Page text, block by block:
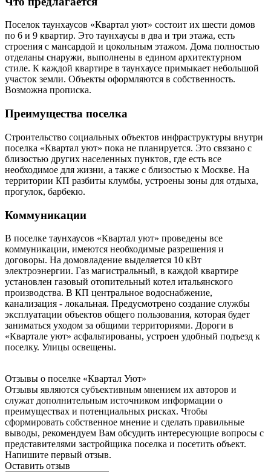
Поселок таунхаусов «Квартал уют» состоит их шести домов
по 6 и 9 квартир. Это таунхаусы в два и три этажа, есть
строения с мансардой и цокольным этажом. Дома полностью
отделаны снаружи, выполнены в едином архитектурном
стиле. К каждой квартире в таунхаусе примыкает небольшой
участок земли. Объекты оформляются в собственность.
Возможна прописка.
Преимущества поселка
Строительство социальных объектов инфраструктуры внутри
поселка «Квартал уют» пока не планируется. Это связано с
близостью других населенных пунктов, где есть все
необходимое для жизни, а также с близостью к Москве. На
территории КП разбиты клумбы, устроены зоны для отдыха,
прогулок, барбекю.
Коммуникации
В поселке таунхаусов «Квартал уют» проведены все
коммуникации, имеются необходимые разрешения и
договоры. На домовладение выделяется 10 кВт
электроэнергии. Газ магистральный, в каждой квартире
установлен газовый отопительный котел итальянского
производства. В КП центральное водоснабжение,
канализация - локальная. Предусмотрено создание службы
эксплуатации объектов общего пользования, которая будет
заниматься уходом за общими территориями. Дороги в
«Квартале уют» асфальтированы, устроен удобный подъезд к
поселку. Улицы освещены.
Отзывы о поселке «Квартал Уют»
Отзывы являются субъективным мнением их авторов и
служат дополнительным источником информации о
преимуществах и потенциальных рисках. Чтобы
сформировать собственное мнение и сделать правильные
выводы, рекомендуем Вам обсудить интересующие вопросы с
представителями застройщика поселка и посетить объект.
Напишите первый отзыв.
Оставить отзыв